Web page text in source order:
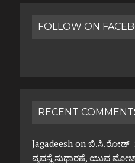
FOLLOW ON
RECENT
Jagadeeshon ಬಿ.ಸಿ.ರೋಡ್
ವ್ಯವಸ್ಥೆ ಸುಧಾರಣೆ, ಯುವ